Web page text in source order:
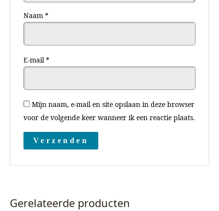
Naam *
E-mail *
Mijn naam, e-mail en site opslaan in deze browser
voor de volgende keer wanneer ik een reactie plaats.
Gerelateerde producten